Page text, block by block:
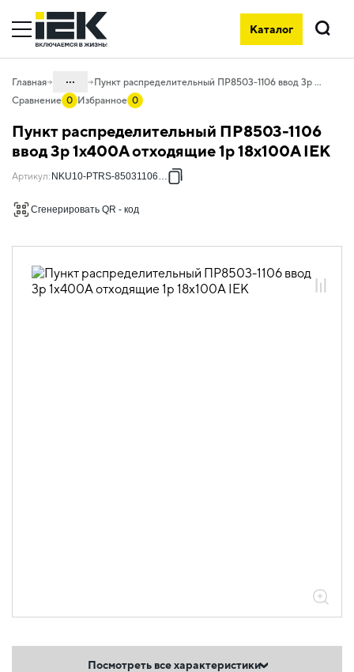
Каталог
Поиск
Главная ...
50. Типовые решения НКУ
50.03 ПР
Пункт распределительный ПР8503-1106 ввод 3p 1х400А отходящие 1p 18х100А IEK
Сравнение 0 Избранное 0
Пункт распределительный ПР8503-1106
ввод 3p 1х400А отходящие 1p 18х100А IEK
Артикул: NKU10-PTRS-85031106-01
Сгенерировать QR - код
Посмотреть все характеристики